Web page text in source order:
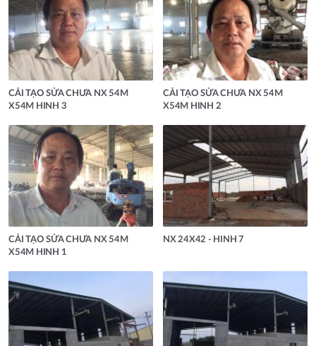
CẢI TẠO SỬA CHƯA NX 54M
X54M HINH 3
CẢI TẠO SỬA CHƯA NX 54M
X54M HINH 2
CẢI TẠO SỬA CHƯA NX 54M
X54M HINH 1
NX 24X42 - HINH 7